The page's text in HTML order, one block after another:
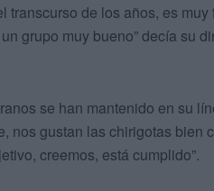
de los años, es
grupo muy bueno” decía su
se han mantenido en su
nos gustan las chirigotas bien
creemos, está cumplido”.